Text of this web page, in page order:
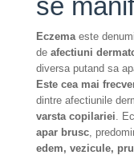
se
Eczema este
de afectiuni
diversa putand sa
Este cea mai
dintre afectiunile
varsta copilariei.
apar brusc,
edem, vezicule,